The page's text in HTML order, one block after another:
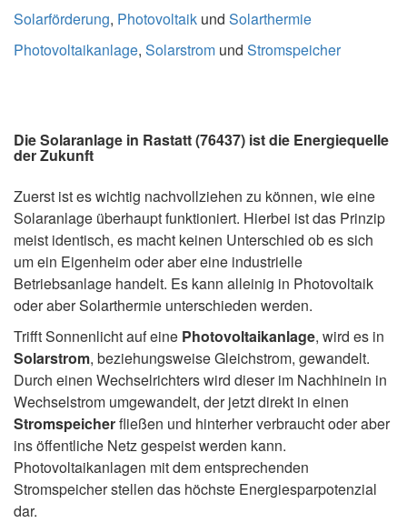
Solarförderung, Photovoltaik und Solarthermie
Photovoltaikanlage, Solarstrom und Stromspeicher
Die Solaranlage in Rastatt (76437) ist die Energiequelle
der Zukunft
Zuerst ist es wichtig nachvollziehen zu können, wie eine
Solaranlage überhaupt funktioniert. Hierbei ist das Prinzip
meist identisch, es macht keinen Unterschied ob es sich
um ein Eigenheim oder aber eine industrielle
Betriebsanlage handelt. Es kann alleinig in Photovoltaik
oder aber Solarthermie unterschieden werden.
Trifft Sonnenlicht auf eine Photovoltaikanlage, wird es in
Solarstrom, beziehungsweise Gleichstrom, gewandelt.
Durch einen Wechselrichters wird dieser im Nachhinein in
Wechselstrom umgewandelt, der jetzt direkt in einen
Stromspeicherfließen und hinterher verbraucht oder aber
ins öffentliche Netz gespeist werden kann.
Photovoltaikanlagen mit dem entsprechenden
Stromspeicher stellen das höchste Energiesparpotenzial
dar.